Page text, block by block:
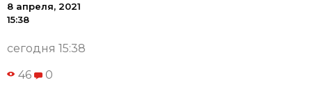
8 апреля, 2021
15:38
сегодня 15:38
46 0